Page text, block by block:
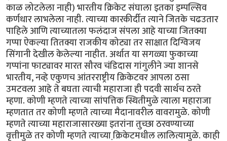
काळ लोटलेला नाही) भारतीय क्रिकेट संघाला इतका इम्पल्सिव
कर्णधार लाभलेला नाही. त्याच्या कारकीर्दीत त्याने जितके चढउतार
पाहिले आणि त्याच्यातला फलंदाज संपला आहे याच्या जितक्या
गप्पा ऐकल्या तितक्या राजकीय कोट्या तर साक्षात दिग्विजय
सिंगानी देखील केलेल्या नाहीत. अर्थात या सगळ्या फुकाच्या
गप्पांना फाट्यावर मारत सौरव चंडिदास गांगुलीने ज्या शानसे
भारतीय, नव्हे एकुणच आंतरराष्ट्रीय क्रिकेटवर आपला ठसा
उमटवला आहे ते बघता त्याची महाराजा ही पदवी सार्थच ठरते
म्हणा. कोणी म्हणते त्याच्या सांपत्तिक स्थितीमुळे त्याला महाराजा
म्हणतात तर कोणी म्हणते त्याच्या मैदानावरील वावरामुळे. कोणी
म्हणते त्याच्या महाराजासारख्या इतरांना तुच्छा ठरवण्याच्या
वृत्तीमुळे तर कोणी म्हणते त्याच्या क्रि़केटमधील लालित्यामुळे. काही